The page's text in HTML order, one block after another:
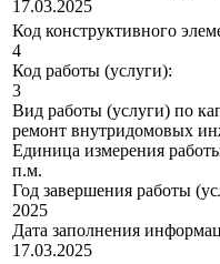
17.03.2025
Код конструктивного
4
Код работы (услуги):
3
Вид работы (услуги) по
ремонт внутридомовых
Единица измерения
п.м.
Год завершения работы
2025
Дата заполнения
17.03.2025